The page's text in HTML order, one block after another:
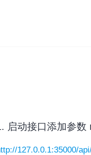
启动接口添加参数
127.0.0.1:35000/